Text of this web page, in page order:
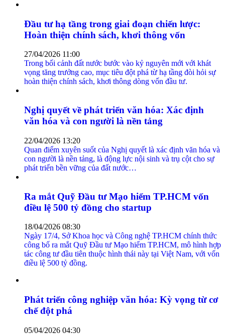
Đầu tư hạ tầng trong giai đoạn chiến lược:
Hoàn thiện chính sách, khơi thông vốn
27/04/2026 11:00
Trong bối cảnh đất nước bước vào kỷ nguyên mới với khát
vọng tăng trưởng cao, mục tiêu đột phá từ hạ tầng đòi hỏi sự
hoàn thiện chính sách, khơi thông dòng vốn đầu tư.
Nghị quyết về phát triển văn hóa: Xác định
văn hóa và con người là nền tảng
22/04/2026 13:20
Quan điểm xuyên suốt của Nghị quyết là xác định văn hóa và
con người là nền tảng, là động lực nội sinh và trụ cột cho sự
phát triển bền vững của đất nước…
Ra mắt Quỹ Đầu tư Mạo hiểm TP.HCM vốn
điều lệ 500 tỷ đồng cho startup
18/04/2026 08:30
Ngày 17/4, Sở Khoa học và Công nghệ TP.HCM chính thức
công bố ra mắt Quỹ Đầu tư Mạo hiểm TP.HCM, mô hình hợp
tác công tư đầu tiên thuộc hình thái này tại Việt Nam, với vốn
điều lệ 500 tỷ đồng.
Phát triển công nghiệp văn hóa: Kỳ vọng từ cơ
chế đột phá
05/04/2026 04:30